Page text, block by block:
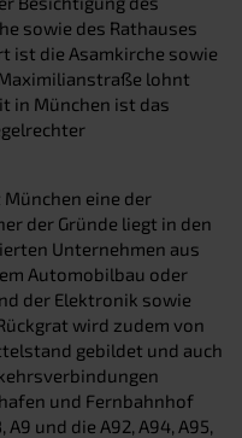
sowie des Rathauses
ist die Asamkirche sowie
lohnt
in München ist das
eine der
der Gründe liegt in den
Unternehmen aus
Automobilbau oder
der Elektronik sowie
wird zudem von
gebildet und auch
und Fernbahnhof
und die A92, A94, A95,